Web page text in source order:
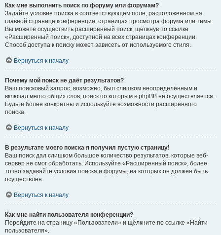
Как мне выполнить поиск по форуму или форумам?
Задайте условие поиска в соответствующем поле, расположенном на
главной странице конференции, страницах просмотра форума или темы.
Вы можете осуществить расширенный поиск, щёлкнув по ссылке
«Расширенный поиск», доступной на всех страницах конференции.
Способ доступа к поиску может зависеть от используемого стиля.
Вернуться к началу
Почему мой поиск не даёт результатов?
Ваш поисковый запрос, возможно, был слишком неопределённым и
включал много общих слов, поиск по которым в phpBB не осуществляется.
Будьте более конкретны и используйте возможности расширенного
поиска.
Вернуться к началу
В результате моего поиска я получил пустую страницу!
Ваш поиск дал слишком большое количество результатов, которые веб-
сервер не смог обработать. Используйте «Расширенный поиск», более
точно задавайте условия поиска и форумы, на которых он должен быть
осуществлён.
Вернуться к началу
Как мне найти пользователя конференции?
Перейдите на страницу «Пользователи» и щёлкните по ссылке «Найти
пользователя».